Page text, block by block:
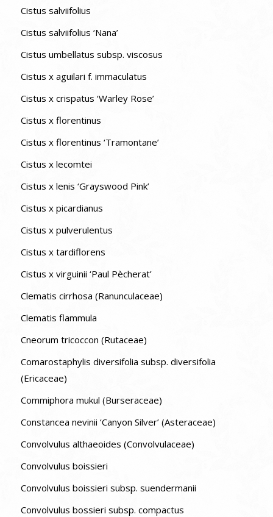
Cistus salviifolius
Cistus salviifolius ‘Nana’
Cistus umbellatus subsp. viscosus
Cistus x aguilari f. immaculatus
Cistus x crispatus ‘Warley Rose’
Cistus x florentinus
Cistus x florentinus ‘Tramontane’
Cistus x lecomtei
Cistus x lenis ‘Grayswood Pink’
Cistus x picardianus
Cistus x pulverulentus
Cistus x tardiflorens
Cistus x virguinii ‘Paul Pècherat’
Clematis cirrhosa (Ranunculaceae)
Clematis flammula
Cneorum tricoccon (Rutaceae)
Comarostaphylis diversifolia subsp. diversifolia
(Ericaceae)
Commiphora mukul (Burseraceae)
Constancea nevinii ‘Canyon Silver’ (Asteraceae)
Convolvulus althaeoides (Convolvulaceae)
Convolvulus boissieri
Convolvulus boissieri subsp. suendermanii
Convolvulus bossieri subsp. compactus